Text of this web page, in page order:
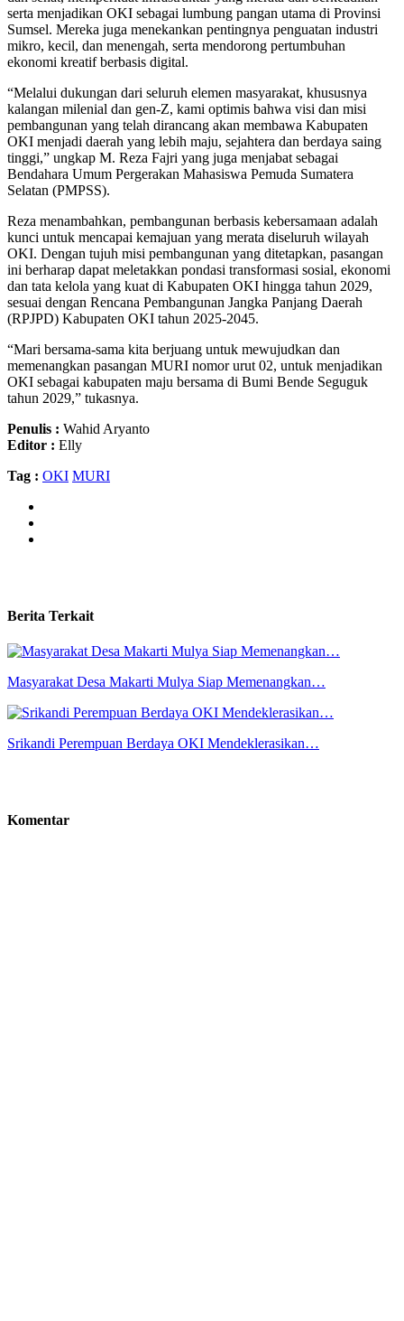
serta menjadikan OKI sebagai lumbung pangan utama di Provinsi
Sumsel. Mereka juga menekankan pentingnya penguatan industri
mikro, kecil, dan menengah, serta mendorong pertumbuhan
ekonomi kreatif berbasis digital.
“Melalui dukungan dari seluruh elemen masyarakat, khususnya
kalangan milenial dan gen-Z, kami optimis bahwa visi dan misi
pembangunan yang telah dirancang akan membawa Kabupaten
OKI menjadi daerah yang lebih maju, sejahtera dan berdaya saing
tinggi,” ungkap M. Reza Fajri yang juga menjabat sebagai
Bendahara Umum Pergerakan Mahasiswa Pemuda Sumatera
Selatan (PMPSS).
Reza menambahkan, pembangunan berbasis kebersamaan adalah
kunci untuk mencapai kemajuan yang merata diseluruh wilayah
OKI. Dengan tujuh misi pembangunan yang ditetapkan, pasangan
ini berharap dapat meletakkan pondasi transformasi sosial, ekonomi
dan tata kelola yang kuat di Kabupaten OKI hingga tahun 2029,
sesuai dengan Rencana Pembangunan Jangka Panjang Daerah
(RPJPD) Kabupaten OKI tahun 2025-2045.
“Mari bersama-sama kita berjuang untuk mewujudkan dan
memenangkan pasangan MURI nomor urut 02, untuk menjadikan
OKI sebagai kabupaten maju bersama di Bumi Bende Seguguk
tahun 2029,” tukasnya.
Penulis : Wahid Aryanto
Editor : Elly
Tag : OKI MURI
Berita Terkait
Masyarakat Desa Makarti Mulya Siap Memenangkan…
Srikandi Perempuan Berdaya OKI Mendeklerasikan…
Komentar